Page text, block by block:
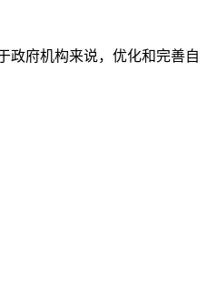
政府机构来说，优化和完善自